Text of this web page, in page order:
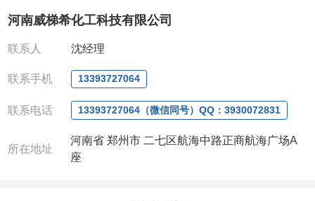
作中有用到的试剂,欢迎前来询购
全额退款 并承担所有运费。
:0371-63377391/13393727064
QQ:3930072831
:13393727064
联系人: 沈晓东(欢迎致电,或QQ、微信联系)
河南威梯希化工科技有限公司
联系人 沈经理
联系手机 13393727064
联系电话 13393727064（微信同号）QQ：3930072831
所在地址
河南省 郑州市 二七区航海中路正商航海广场A
座